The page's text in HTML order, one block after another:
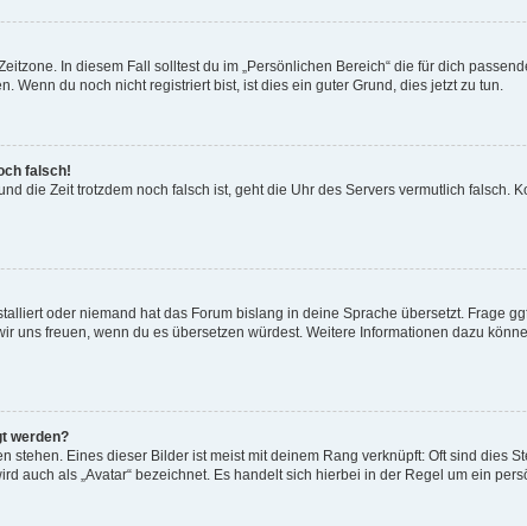
In diesem Fall solltest du im „Persönlichen Bereich“ die für dich
du noch nicht registriert bist, ist dies ein guter Grund, dies jetzt zu tun.
falsch!
die Zeit trotzdem noch falsch ist, geht die Uhr des Servers vermutlich falsch.
oder niemand hat das Forum bislang in deine Sprache übersetzt. Frage
uns freuen, wenn du es übersetzen würdest. Weitere Informationen dazu
werden?
stehen. Eines dieser Bilder ist meist mit deinem Rang verknüpft: Oft sind dies
auch als „Avatar“ bezeichnet. Es handelt sich hierbei in der Regel um ein